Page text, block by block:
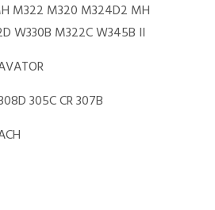
M322 M320 M324D2 MH
W330B M322C W345B II
305C CR 307B